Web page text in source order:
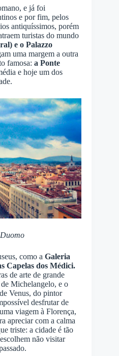
e já foi
e por fim, pelos
antiquíssimos, porém
turistas do mundo
e o Palazzo
uma margem a outra
famosa: a Ponte
e hoje um dos
como a Galeria
Capelas dos Médici.
de arte de grande
Michelangelo, e o
Venus, do pintor
desfrutar de
viagem à Florença,
apreciar com a calma
triste: a cidade é tão
não visitar